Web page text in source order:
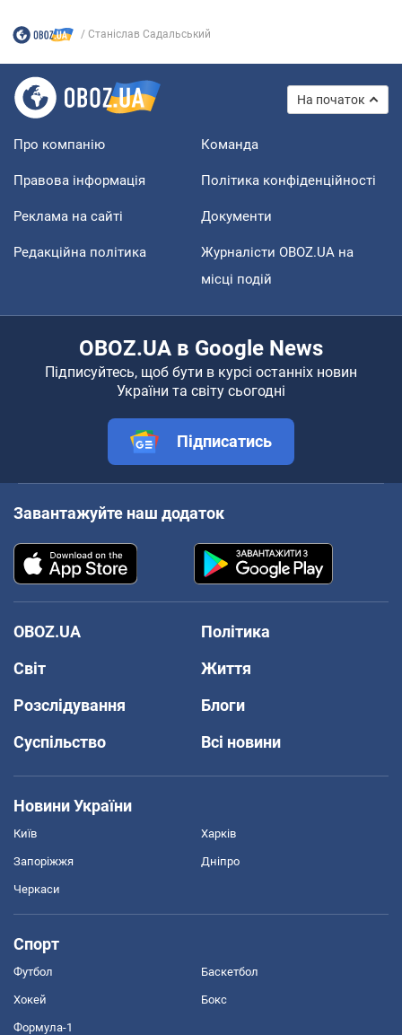
Станіслав Садальський
На початок
Про компанію Команда
Правова інформація Політика конфіденційності
Реклама на сайті Документи
Редакційна політика
Журналісти OBOZ.UA на
місці подій
OBOZ.UA в Google News
Підписуйтесь, щоб бути в курсі останніх новин
України та світу сьогодні
Підписатись
Завантажуйте наш додаток
OBOZ.UA
Політика
Світ
Життя
Розслідування
Блоги
Суспільство
Всі новини
Новини України
Київ Харків
Запоріжжя Дніпро
Черкаси
Спорт
Футбол Баскетбол
Хокей Бокс
Формула-1